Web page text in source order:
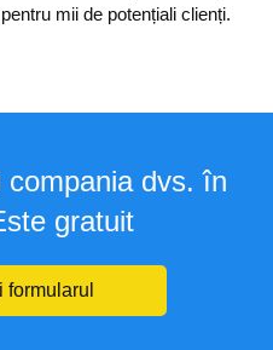
mii de potențiali clienți.
compania dvs. în
gratuit
formularul